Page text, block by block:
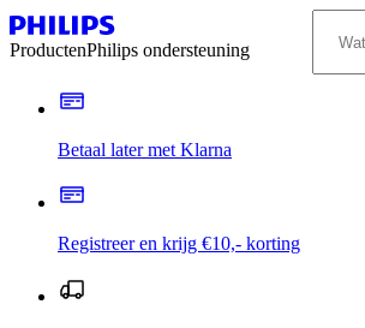
ProductenPhilips ondersteuning
Betaal later met Klarna
Registreer en krijg €10,- korting